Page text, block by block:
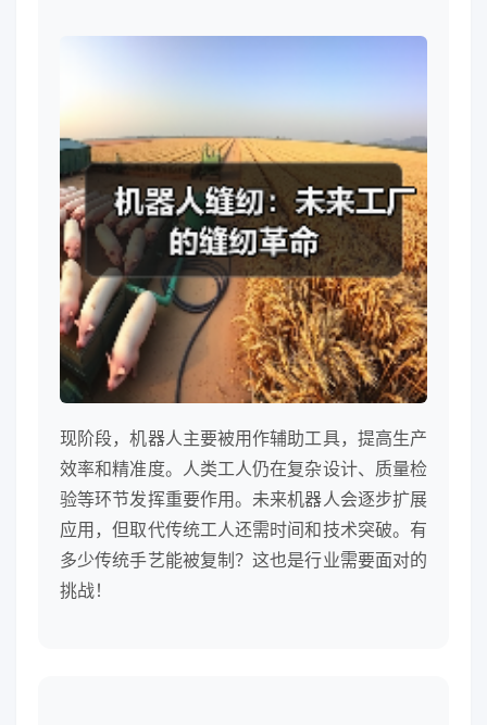
现阶段，机器人主要被用作辅助工具，提高生产
效率和精准度。人类工人仍在复杂设计、质量检
验等环节发挥重要作用。未来机器人会逐步扩展
应用，但取代传统工人还需时间和技术突破。有
多少传统手艺能被复制？这也是行业需要面对的
挑战！